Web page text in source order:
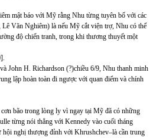
mật báo với Mỹ rằng Nhu từng tuyên bố với các
Văn Nghiêm) là nếu Mỹ cắt viện trợ, Nhu có thể
độ chiến tranh, trong khi thương thuyết một
John H. Richardson (?)chiều 6/9, Nhu thanh minh
lập hoàn toàn đi ngược với quan điểm và chính
bão trong lòng ly vì ngay tại Mỹ đã có những
từng nói thẳng với Kennedy vào cuối tháng
nghị thượng đỉnh với Khrushchev–là cần trung